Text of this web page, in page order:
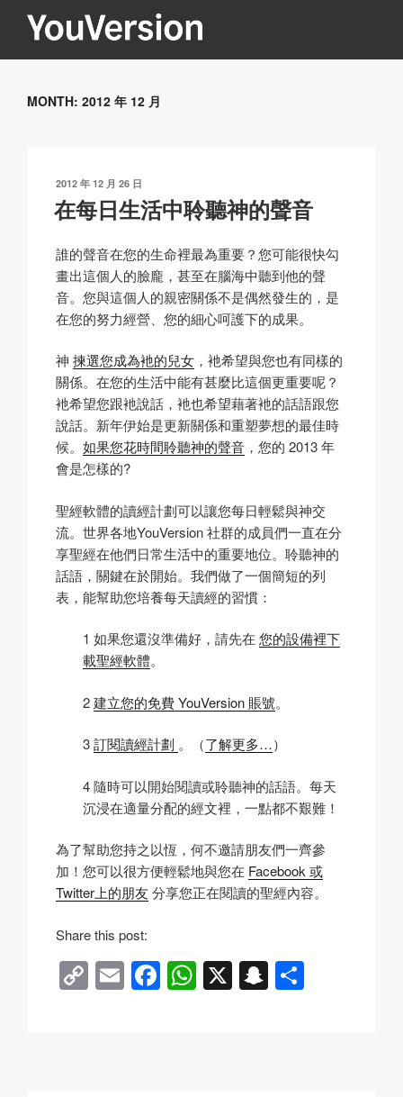
YOUVERSION
Seeking God every day.
MONTH: 2012 年 12 月
發
表
於
2012 年 12 月 26 日
在每日生活中聆聽神的聲音
誰的聲音在您的生命裡最為重要？您可能很快勾
畫出這個人的臉龐，甚至在腦海中聽到他的聲
音。您與這個人的親密關係不是偶然發生的，是
在您的努力經營、您的細心呵護下的成果。
神 揀選您成為衪的兒女 ，衪希望與您也有同樣的
關係。在您的生活中能有甚麼比這個更重要呢？
衪希望您跟衪說話，衪也希望藉著衪的話語跟您
說話。新年伊始是更新關係和重塑夢想的最佳時
候。 如果您花時間聆聽神的聲音 ，您的 2013 年
會是怎樣的?
聖經軟體的讀經計劃可以讓您每日輕鬆與神交
流。世界各地YouVersion 社群的成員們一直在分
享聖經在他們日常生活中的重要地位。聆聽神的
話語，關鍵在於開始。我們做了一個簡短的列
表，能幫助您培養每天讀經的習慣：
1 如果您還沒準備好，請先在 您的設備裡下
載聖經軟體。
2建立您的免費 YouVersion 賬號。
3訂閱讀經計劃 。（了解更多…）
4 隨時可以開始閱讀或聆聽神的話語。每天
沉浸在適量分配的經文裡，一點都不艱難！
為了幫助您持之以恆，何不邀請朋友們一齊參
加！您可以很方便輕鬆地與您在 Facebook 或
Twitter上的朋友 分享您正在閱讀的聖經內容。
Share this post:
C
o
E
m
F
a
W
h
X S
n